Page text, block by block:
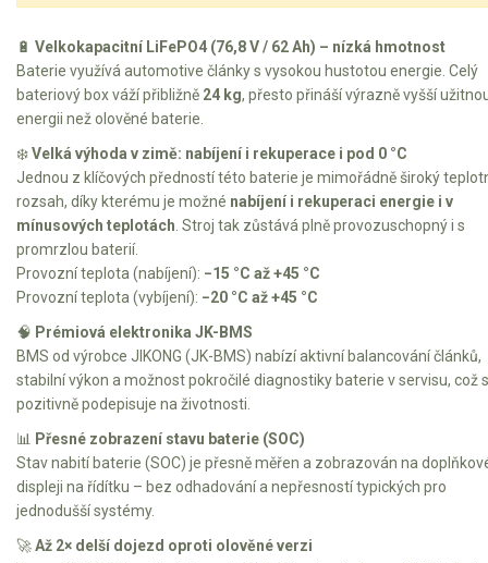
🔋 Velkokapacitní LiFePO4 (76,8 V / 62 Ah) – nízká hmotnost
Baterie využívá automotive články s vysokou hustotou energie. Celý
bateriový box váží přibližně 24 kg, přesto přináší výrazně vyšší
energii než olověné baterie.
❄️Velká výhoda v zimě: nabíjení i rekuperace i pod 0 °C
Jednou z klíčových předností této baterie je mimořádně široký
rozsah, díky kterému je možné nabíjení i rekuperaci energie i v
mínusových teplotách . Stroj tak zůstává plně provozuschopný i s
promrzlou baterií.
Provozní teplota (nabíjení): −15 °C až +45 °C
Provozní teplota (vybíjení): −20 °C až +45 °C
🧠 Prémiová elektronika JK-BMS
BMS od výrobce JIKONG (JK-BMS) nabízí aktivní balancování článků,
stabilní výkon a možnost pokročilé diagnostiky baterie v servisu, což
pozitivně podepisuje na životnosti.
📊 Přesné zobrazení stavu baterie (SOC)
Stav nabití baterie (SOC) je přesně měřen a zobrazován na
displeji na řídítku – bez odhadování a nepřesností typických pro
jednodušší systémy.
🚀Až 2× delší dojezd oproti olověné verzi